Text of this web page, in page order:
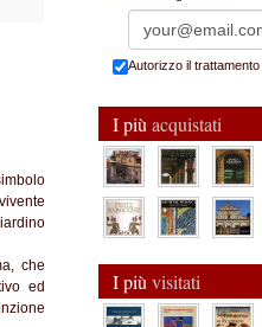
che
ed
Autorizzo il
I più acquistati
I più visitati